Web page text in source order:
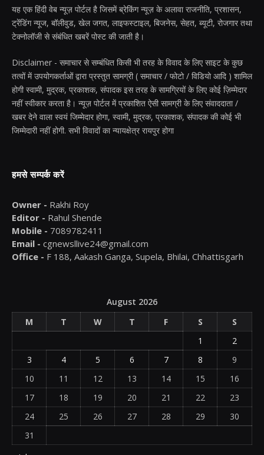
यह एक हिंदी वेब न्यूज़ पोर्टल है जिसमें ब्रेकिंग न्यूज़ के अलावा राजनीति, प्रशासन,
ट्रेंडिंग न्यूज, बॉलीवुड, खेल जगत, लाइफस्टाइल, बिजनेस, सेहत, ब्यूटी, रोजगार तथा
टेक्नोलॉजी से संबंधित खबरें पोस्ट की जाती है।
Disclaimer - समाचार से सम्बंधित किसी भी तरह के विवाद के लिए साइट के कुछ
तत्वों में उपयोगकर्ताओं द्वारा प्रस्तुत सामग्री ( समाचार / फोटो / विडियो आदि ) शामिल
होगी स्वामी, मुद्रक, प्रकाशक, संपादक इस तरह के सामग्रियों के लिए कोई ज़िम्मेदार
नहीं स्वीकार करता है। न्यूज़ पोर्टल में प्रकाशित ऐसी सामग्री के लिए संवाददाता /
खबर देने वाला स्वयं जिम्मेदार होगा, स्वामी, मुद्रक, प्रकाशक, संपादक की कोई भी
जिम्मेदारी नहीं होगी. सभी विवादों का न्यायक्षेत्र रायपुर होगा
हमसे सम्पर्क करें
Owner - Rakhi Roy
Editor - Rahul Shende
Mobile - 7089782411
Email - cgnewsllive24@gmail.com
Office - F 188, Aakash Ganga, Supela, Bhilai, Chhattisgarh
August 2026
M
T W T F S
S
1
2
3
4 5 6 7 8
9
10
11 12 13 14 15
16
17
18 19 20 21 22
23
24
25 26 27 28 29
30
31